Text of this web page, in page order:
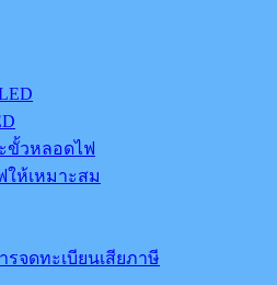
ขั้วหลอดไฟ
ให้เหมาะสม
จดทะเบียนเสียภาษี